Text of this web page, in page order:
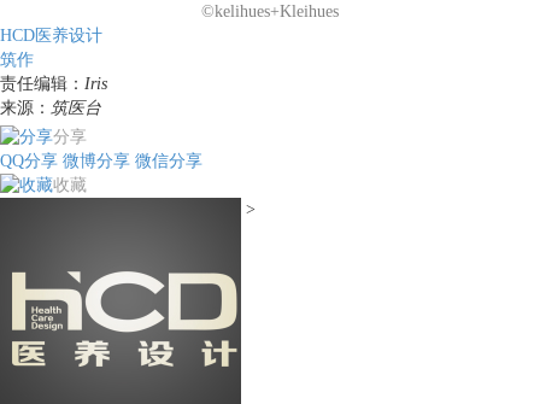
©kelihues+Kleihues
HCD医养设计
筑作
责任编辑： Iris
来源： 筑医台
分享
QQ分享 微博分享 微信分享
收藏
>